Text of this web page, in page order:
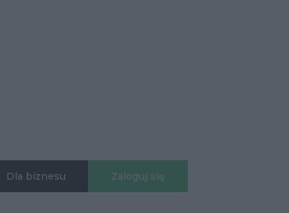
Dla biznesu Zaloguj się